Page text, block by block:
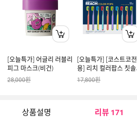
[오늘특가] 어글리 러블리
피그 마스크(비건)
28,000원
[오늘특가] [코스트코전
용] 리치 컬러팝스 칫솔
10입
17,800원
상품설명 리뷰 171